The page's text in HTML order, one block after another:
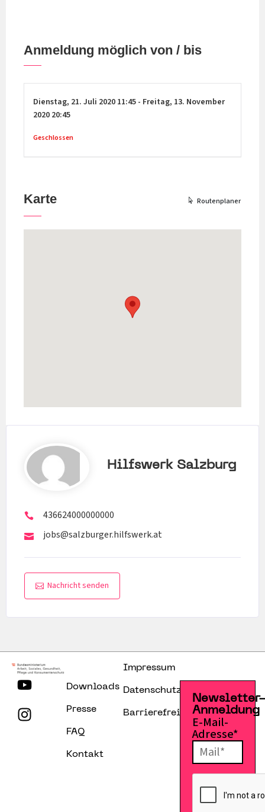
Anmeldung möglich von / bis
Dienstag, 21. Juli 2020 11:45 - Freitag, 13. November
2020 20:45
Geschlossen
Karte Routenplaner
Hilfswerk Salzburg
436624000000000
jobs@salzburger.hilfswerk.at
Nachricht senden
Downloads
Presse
FAQ
Kontakt
Impressum
Datenschutzerklärung
Barrierefreiheitserklärung
Anmeldung
E-Mail-
Adresse*